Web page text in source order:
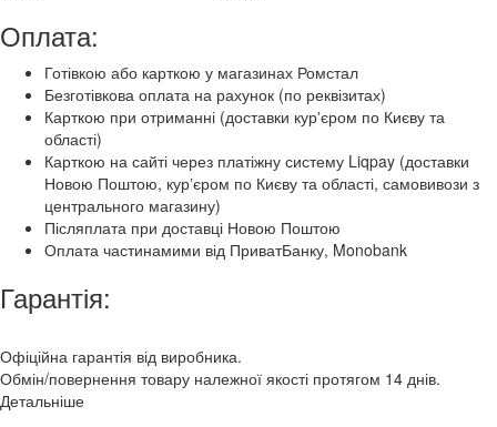
Оплата:
Готівкою або карткою у магазинах Ромстал
Безготівкова оплата на рахунок (по реквізитах)
Карткою при отриманні (доставки курʼєром по Києву та
області)
Карткою на сайті через платіжну систему Liqpay (доставки
Новою Поштою, курʼєром по Києву та області, самовивози з
центрального магазину)
Післяплата при доставці Новою Поштою
Оплата частинамими від ПриватБанку, Monobank
Гарантія:
Офіційна гарантія від виробника.
Обмін/повернення товару належної якості протягом 14 днів.
Детальніше